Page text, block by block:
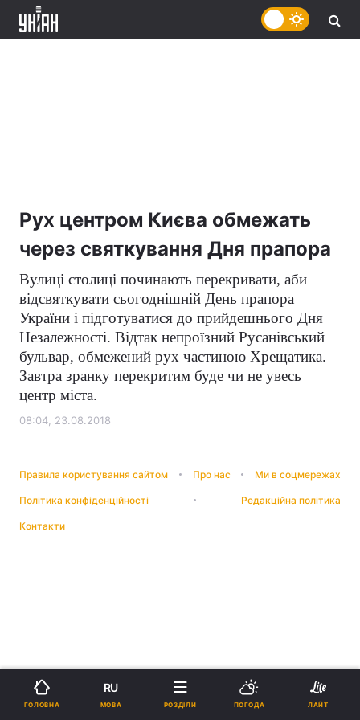
Рух центром Києва обмежать
через святкування Дня прапора
Вулиці столиці починають перекривати, аби
відсвяткувати сьогоднішній День прапора
України і підготуватися до прийдешнього Дня
Незалежності. Відтак непроїзний Русанівський
бульвар, обмежений рух частиною Хрещатика.
Завтра зранку перекритим буде чи не увесь
центр міста.
08:04, 23.08.2018
Правила користування сайтом Про нас Ми в соцмережах
Політика конфіденційності Редакційна політика
Контакти
ГОЛОВНА
RU
МОВА РОЗДІЛИ ПОГОДА ЛАЙТ